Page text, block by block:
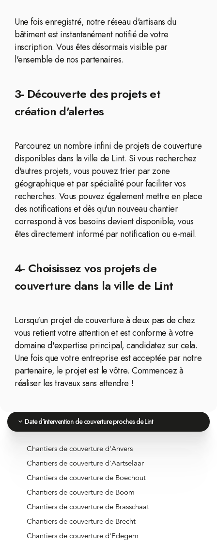
Une fois enregistré, notre réseau d'artisans du
bâtiment est instantanément notifié de votre
inscription. Vous êtes désormais visible par
l'ensemble de nos partenaires.
3- Découverte des projets et
création d'alertes
Parcourez un nombre infini de projets de couverture
disponibles dans la ville de Lint. Si vous recherchez
d'autres projets, vous pouvez trier par zone
géographique et par spécialité pour faciliter vos
recherches. Vous pouvez également mettre en place
des notifications et dès qu'un nouveau chantier
correspond à vos besoins devient disponible, vous
êtes directement informé par notification ou e-mail.
4- Choisissez vos projets de
couverture dans la ville de Lint
Lorsqu'un projet de couverture à deux pas de chez
vous retient votre attention et est conforme à votre
domaine d'expertise principal, candidatez sur cela.
Une fois que votre entreprise est acceptée par notre
partenaire, le projet est le vôtre. Commencez à
réaliser les travaux sans attendre !
Date d'intervention de couverture proches de Lint
Chantiers de couverture d'Anvers
Chantiers de couverture d'Aartselaar
Chantiers de couverture de Boechout
Chantiers de couverture de Boom
Chantiers de couverture de Brasschaat
Chantiers de couverture de Brecht
Chantiers de couverture d'Edegem